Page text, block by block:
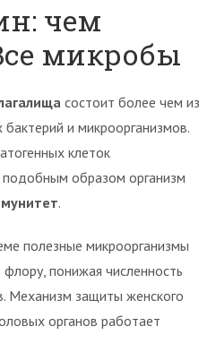
чем
микробы
состоит более чем из
и микроорганизмов.
клеток
подобным образом организм
.
полезные микроорганизмы
понижая численность
Механизм защиты женского
органов работает